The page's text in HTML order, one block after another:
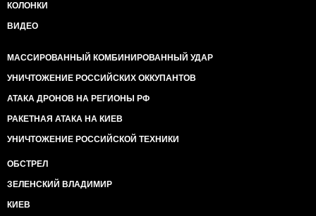
КОЛОНКИ
ВИДЕО
МАССИРОВАННЫЙ КОМБИНИРОВАННЫЙ УДАР
УНИЧТОЖЕНИЕ РОССИЙСКИХ ОККУПАНТОВ
АТАКА ДРОНОВ НА РЕГИОНЫ РФ
РАКЕТНАЯ АТАКА НА КИЕВ
УНИЧТОЖЕНИЕ РОССИЙСКОЙ ТЕХНИКИ
ОБСТРЕЛ
ЗЕЛЕНСКИЙ ВЛАДИМИР
КИЕВ